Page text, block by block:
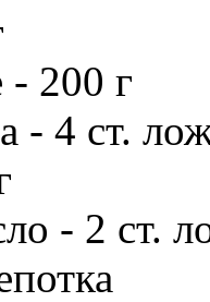
- 200 г
- 4 ст.
- 2 ст.